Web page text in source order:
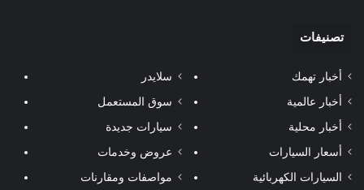
تصنيفات
أخبار تهمك
أخبار عالمية
أخبار محلية
أسعار السيارات
السيارات الكهربائية
سلايدر
سوق المستعمل
سيارات جديدة
عروض وخدمات
مواصفات ومقارنات